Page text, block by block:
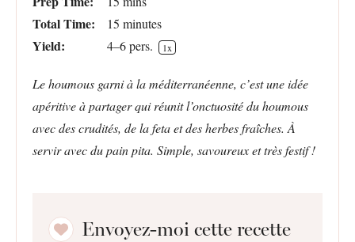
Total Time: 15 minutes
Yield: 4–6pers. 1x
Le houmous garni à la méditerranéenne, c’est une idée
apéritive à partager qui réunit l’onctuosité du houmous
avec des crudités, de la feta et des herbes fraîches. À
servir avec du pain pita. Simple, savoureux et très festif !
Envoyez-moi cette recette